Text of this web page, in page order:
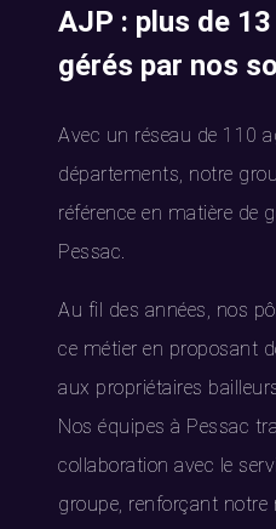
AJP : plus de
gérés par nos
Avec un réseau de 110
départements, notre
référence en matière de
Pessac.
Au fil des années, nos
ce métier en proposant
aux propriétaires
Nos équipes à Pessac
collaboration avec le
groupe, renforçant notre